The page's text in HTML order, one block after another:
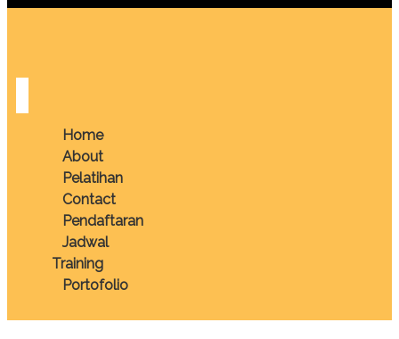
Home
About
Pelatihan
Contact
Pendaftaran
Jadwal
Training
Portofolio